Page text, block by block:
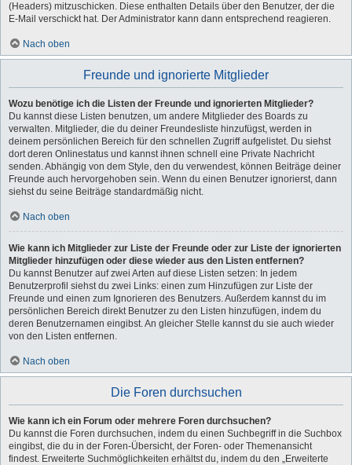
(Headers) mitzuschicken. Diese enthalten Details über den Benutzer, der die
E-Mail verschickt hat. Der Administrator kann dann entsprechend reagieren.
Nach oben
Freunde und ignorierte Mitglieder
Wozu benötige ich die Listen der Freunde und ignorierten Mitglieder?
Du kannst diese Listen benutzen, um andere Mitglieder des Boards zu
verwalten. Mitglieder, die du deiner Freundesliste hinzufügst, werden in
deinem persönlichen Bereich für den schnellen Zugriff aufgelistet. Du siehst
dort deren Onlinestatus und kannst ihnen schnell eine Private Nachricht
senden. Abhängig von dem Style, den du verwendest, können Beiträge deiner
Freunde auch hervorgehoben sein. Wenn du einen Benutzer ignorierst, dann
siehst du seine Beiträge standardmäßig nicht.
Nach oben
Wie kann ich Mitglieder zur Liste der Freunde oder zur Liste der ignorierten
Mitglieder hinzufügen oder diese wieder aus den Listen entfernen?
Du kannst Benutzer auf zwei Arten auf diese Listen setzen: In jedem
Benutzerprofil siehst du zwei Links: einen zum Hinzufügen zur Liste der
Freunde und einen zum Ignorieren des Benutzers. Außerdem kannst du im
persönlichen Bereich direkt Benutzer zu den Listen hinzufügen, indem du
deren Benutzernamen eingibst. An gleicher Stelle kannst du sie auch wieder
von den Listen entfernen.
Nach oben
Die Foren durchsuchen
Wie kann ich ein Forum oder mehrere Foren durchsuchen?
Du kannst die Foren durchsuchen, indem du einen Suchbegriff in die Suchbox
eingibst, die du in der Foren-Übersicht, der Foren- oder Themenansicht
findest. Erweiterte Suchmöglichkeiten erhältst du, indem du den „Erweiterte